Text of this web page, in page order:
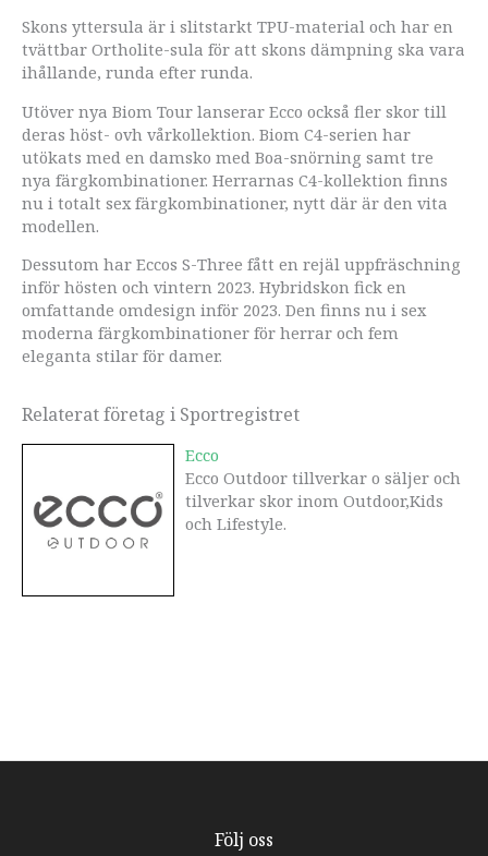
Skons yttersula är i slitstarkt TPU-material och har en
tvättbar Ortholite-sula för att skons dämpning ska vara
ihållande, runda efter runda.
Utöver nya Biom Tour lanserar Ecco också fler skor till
deras höst- ovh vårkollektion. Biom C4-serien har
utökats med en damsko med Boa-snörning samt tre
nya färgkombinationer. Herrarnas C4-kollektion finns
nu i totalt sex färgkombinationer, nytt där är den vita
modellen.
Dessutom har Eccos S-Three fått en rejäl uppfräschning
inför hösten och vintern 2023. Hybridskon fick en
omfattande omdesign inför 2023. Den finns nu i sex
moderna färgkombinationer för herrar och fem
eleganta stilar för damer.
Relaterat företag i Sportregistret
Ecco
Ecco Outdoor tillverkar o säljer och
tilverkar skor inom Outdoor,Kids
och Lifestyle.
Följ oss